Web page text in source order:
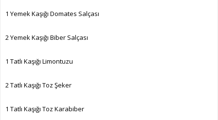
1 Yemek Kaşığı Domates Salçası
2 Yemek Kaşığı Biber Salçası
1 Tatlı Kaşığı Limontuzu
2 Tatlı Kaşığı Toz Şeker
1 Tatlı Kaşığı Toz Karabiber